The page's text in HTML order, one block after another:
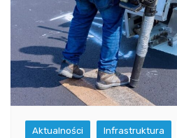
Aktualności Infrastruktura